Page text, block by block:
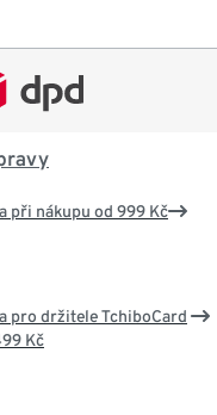
při nákupu od 999 Kč
pro držitele TchiboCard
Kč